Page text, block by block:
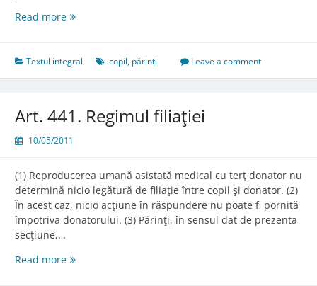
Read moreArt.
dintre
părinţi
Textul integral copil, părinți Leave a comment
Art. 441. Regimul filiaţiei
10/05/2011
(1) Reproducerea umană asistată medical cu terţ donator nu
determină nicio legătură de filiaţie între copil şi donator. (2)
În acest caz, nicio acţiune în răspundere nu poate fi pornită
împotriva donatorului. (3) Părinţi, în sensul dat de prezenta
secţiune,…
Read moreArt.